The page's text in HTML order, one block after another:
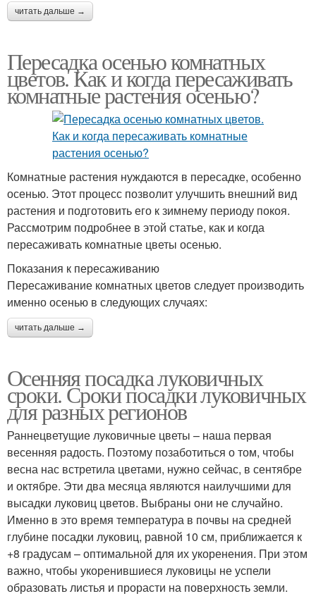
читать дальше →
Пересадка осенью комнатных
цветов. Как и когда пересаживать
комнатные растения осенью?
Комнатные растения нуждаются в пересадке, особенно
осенью. Этот процесс позволит улучшить внешний вид
растения и подготовить его к зимнему периоду покоя.
Рассмотрим подробнее в этой статье, как и когда
пересаживать комнатные цветы осенью.
Показания к пересаживанию
Пересаживание комнатных цветов следует производить
именно осенью в следующих случаях:
читать дальше →
Осенняя посадка луковичных
сроки. Сроки посадки луковичных
для разных регионов
Раннецветущие луковичные цветы – наша первая
весенняя радость. Поэтому позаботиться о том, чтобы
весна нас встретила цветами, нужно сейчас, в сентябре
и октябре. Эти два месяца являются наилучшими для
высадки луковиц цветов. Выбраны они не случайно.
Именно в это время температура в почвы на средней
глубине посадки луковиц, равной 10 см, приближается к
+8 градусам – оптимальной для их укоренения. При этом
важно, чтобы укоренившиеся луковицы не успели
образовать листья и прорасти на поверхность земли.